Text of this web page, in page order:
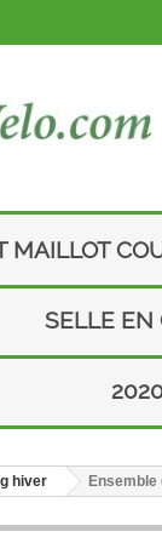
MAILLOT
SELLE EN
hiver